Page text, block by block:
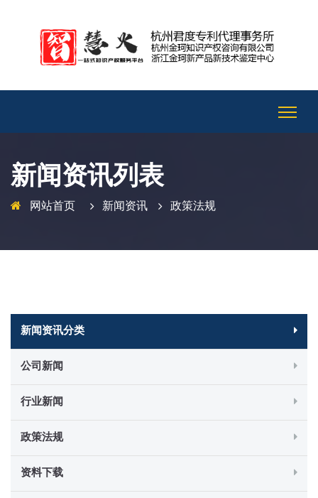
新闻资讯列表
网站首页 新闻资讯 政策法规
新闻资讯分类
公司新闻
行业新闻
政策法规
资料下载